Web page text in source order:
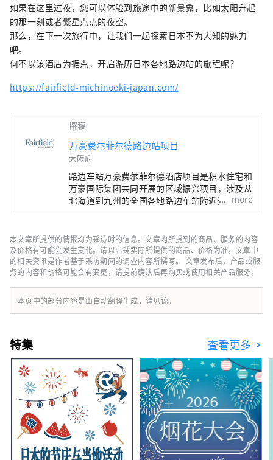
如果在这里过夜，您可以体验到旅途中的新景象，比如太阳升起
的那一刻或者繁星点点的夜空。
那么，在下一次旅行中，让我们一起探索日本不为人知的魅力
吧。
何不以该酒店为据点，开启游历日本各地路边站的旅程呢？
https://fairfield-michinoeki-japan.com/
撰稿
万豪费尔菲尔德路边站项目
大阪府
路边车站万豪费尔菲尔德酒店项目是积水住宅和
万豪国际集团共同开展的区域振兴项目，涉及从
北海道到九州的全国各地路边车站附近开发酒
店。 我们特意没有在酒店内设置任何餐饮设
们与当地人互动，享受美食，充分体验该地区的
魅力。酒店工作人员熟悉该地区并会推荐季节性
信息和该地区独有的景点。 客房简洁而平静，
配有舒适的席梦思床和无浴缸的淋浴式浴室。酒
店大堂酒廊配有大桌子、微波炉、烤箱、咖啡
机、日本茶、味噌汤。 您可以在客房内放松身
免费高速 Wi-Fi 和配备电源插座的桌子，非常适
合工作。 享受一种全新的旅行方式，让您可以
自由地游历日本各地，同时体验每个地区的魅
more
本文章所提供的情报均为采访时的信息。文章内所提到的商品、服务的内容
及价格有可能会发生变化。请以店铺实际所提供的商品、价格为准。文章中
的相关资讯是作者基于采访期间的调查内容所撰写。 文章发布后，产品或服
务的内容和价格可能会有变更，请提前确认后再购买或使用相关产品服务。
本页中的部分内容是由自动翻译生成，请见谅。
特集 查看更多